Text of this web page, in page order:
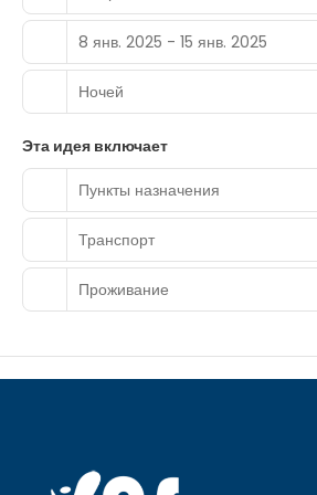
8 янв. 2025 - 15 янв. 2025
Ночей
Эта идея включает
Пункты назначения
Транспорт
Проживание